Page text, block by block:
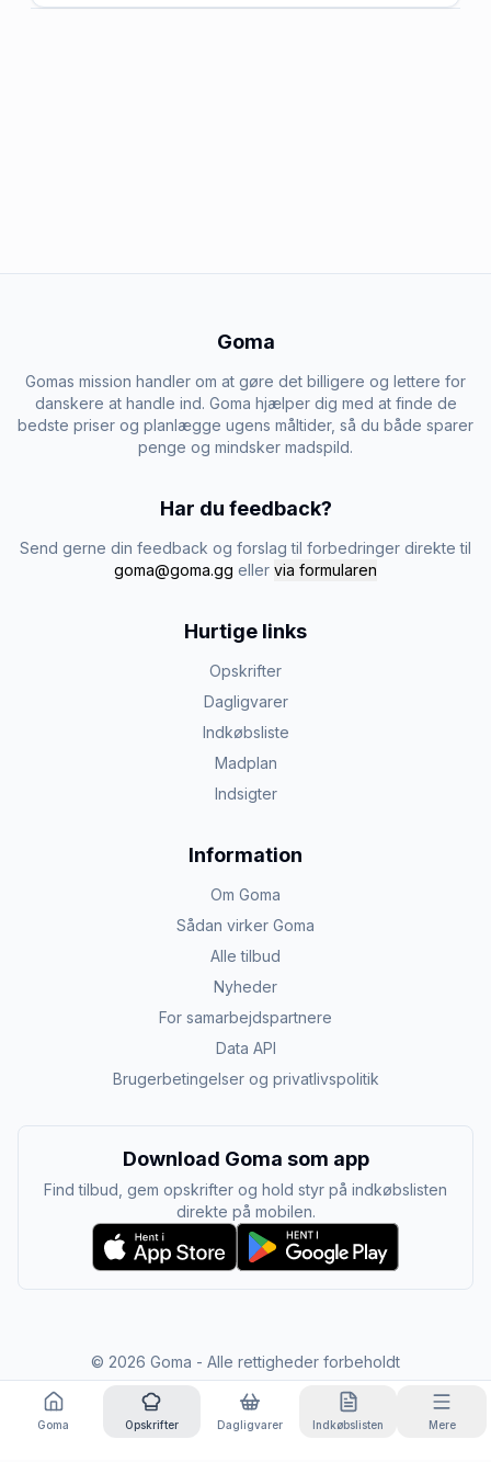
Goma
Gomas mission handler om at gøre det billigere og lettere for
danskere at handle ind. Goma hjælper dig med at finde de
bedste priser og planlægge ugens måltider, så du både sparer
penge og mindsker madspild.
Har du feedback?
Send gerne din feedback og forslag til forbedringer direkte til
goma@goma.gg eller via formularen
Hurtige links
Opskrifter
Dagligvarer
Indkøbsliste
Madplan
Indsigter
Information
Om Goma
Sådan virker Goma
Alle tilbud
Nyheder
For samarbejdspartnere
Data API
Brugerbetingelser og privatlivspolitik
Download Goma som app
Find tilbud, gem opskrifter og hold styr på indkøbslisten
direkte på mobilen.
© 2026 Goma - Alle rettigheder forbeholdt
Goma Opskrifter Dagligvarer Indkøbslisten Mere